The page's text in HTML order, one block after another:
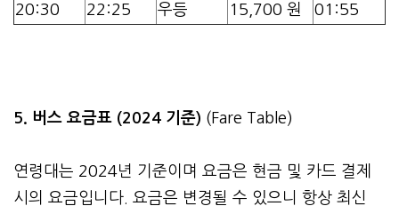
20:30 22:25 우등 15,700 원 01:55
5. 버스 요금표 (2024 기준) (Fare Table)
연령대는 2024년 기준이며 요금은 현금 및 카드 결제
시의 요금입니다. 요금은 변경될 수 있으니 항상 최신